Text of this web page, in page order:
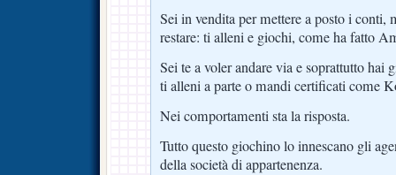
Sei in vendita per mettere a posto i conti,
restare: ti alleni e giochi, come ha fatto
Sei te a voler andare via e soprattutto hai
ti alleni a parte o mandi certificati come
Nei comportamenti sta la risposta.
Tutto questo giochino lo innescano gli
della società di appartenenza.